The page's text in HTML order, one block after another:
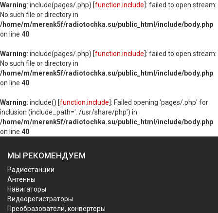
Warning: include(pages/.php) [function.include ]: failed to open stream:
No such file or directory in
/home/m/merenk5f/radiotochka.su/public_html/include/body.php
on line 40
Warning: include(pages/.php) [function.include ]: failed to open stream:
No such file or directory in
/home/m/merenk5f/radiotochka.su/public_html/include/body.php
on line 40
Warning: include() [function.include ]: Failed opening 'pages/.php' for
inclusion (include_path='.:/usr/share/php') in
/home/m/merenk5f/radiotochka.su/public_html/include/body.php
on line 40
МЫ РЕКОМЕНДУЕМ
Радиостанции
Антенны
Навигаторы
Видеорегистраторы
Преобразователи, конвертеры